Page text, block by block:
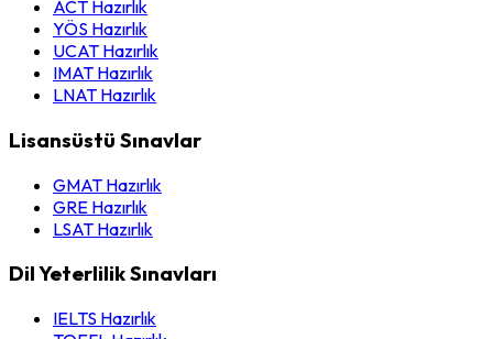
ACT Hazırlık
YÖS Hazırlık
UCAT Hazırlık
IMAT Hazırlık
LNAT Hazırlık
Lisansüstü Sınavlar
GMAT Hazırlık
GRE Hazırlık
LSAT Hazırlık
Dil Yeterlilik Sınavları
IELTS Hazırlık